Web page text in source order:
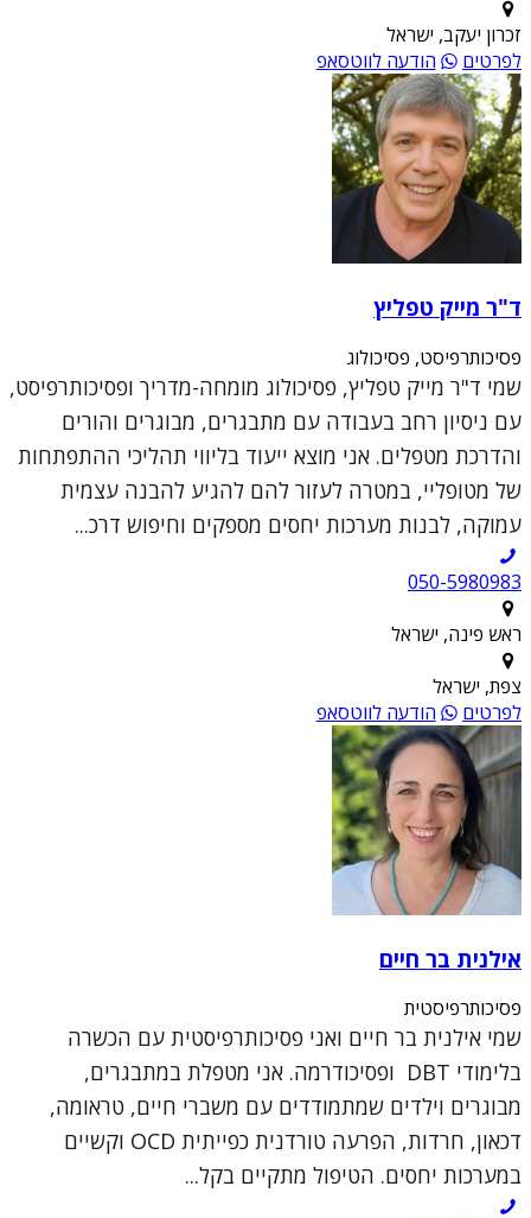
זכרון יעקב, ישראל
לפרטים
הודעה לווטסאפ
ד"ר מייק טפליץ
פסיכותרפיסט, פסיכולוג
שמי ד"ר מייק טפליץ, פסיכולוג מומחה-מדריך ופסיכותרפיסט,
עם ניסיון רחב בעבודה עם מתבגרים, מבוגרים והורים
והדרכת מטפלים. אני מוצא ייעוד בליווי תהליכי ההתפתחות
של מטופליי, במטרה לעזור להם להגיע להבנה עצמית
עמוקה, לבנות מערכות יחסים מספקים וחיפוש דרכ...
050-5980983
ראש פינה, ישראל
צפת, ישראל
לפרטים
הודעה לווטסאפ
אילנית בר חיים
פסיכותרפיסטית
שמי אילנית בר חיים ואני פסיכותרפיסטית עם הכשרה
בלימודי DBT ופסיכודרמה. אני מטפלת במתבגרים,
מבוגרים וילדים שמתמודדים עם משברי חיים, טראומה,
דכאון, חרדות, הפרעה טורדנית כפייתית OCD וקשיים
במערכות יחסים. הטיפול מתקיים בקל...